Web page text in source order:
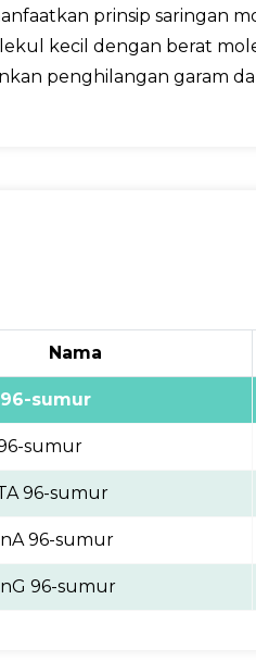
prinsip saringan
kecil dengan berat
penghilangan garam
Nama
sumur
sumur
96-sumur
96-sumur
96-sumur